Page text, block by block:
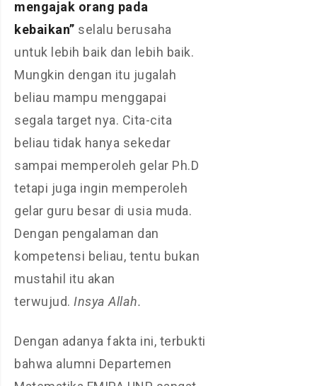
mengajak orang pada
kebaikan” selalu berusaha
untuk lebih baik dan lebih baik.
Mungkin dengan itu jugalah
beliau mampu menggapai
segala target nya. Cita-cita
beliau tidak hanya sekedar
sampai memperoleh gelar Ph.D
tetapi juga ingin memperoleh
gelar guru besar di usia muda.
Dengan pengalaman dan
kompetensi beliau, tentu bukan
mustahil itu akan
terwujud. Insya Allah.
Dengan adanya fakta ini, terbukti
bahwa alumni Departemen